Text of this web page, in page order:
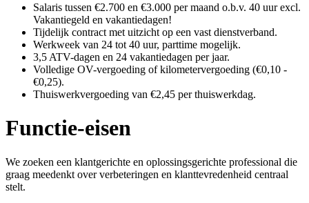
Salaris tussen €2.700 en €3.000 per maand o.b.v. 40 uur excl.
Vakantiegeld en vakantiedagen!
Tijdelijk contract met uitzicht op een vast dienstverband.
Werkweek van 24 tot 40 uur, parttime mogelijk.
3,5 ATV-dagen en 24 vakantiedagen per jaar.
Volledige OV-vergoeding of kilometervergoeding (€0,10 -
€0,25).
Thuiswerkvergoeding van €2,45 per thuiswerkdag.
Functie-eisen
We zoeken een klantgerichte en oplossingsgerichte professional die
graag meedenkt over verbeteringen en klanttevredenheid centraal
stelt.